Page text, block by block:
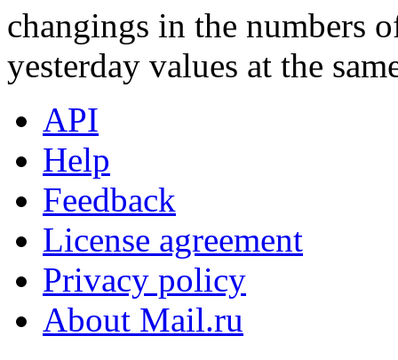
changings in the numbers
yesterday values at the
API
Help
Feedback
License agreement
Privacy policy
About Mail.ru